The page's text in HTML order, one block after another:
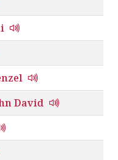
David